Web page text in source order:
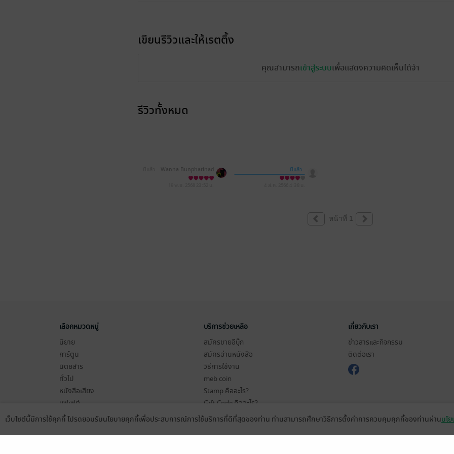
เขียนรีวิวและให้เรตติ้ง
คุณสามารถเข้าสู่ระบบเพื่อแสดงความคิดเห็นได้จ้า
รีวิวทั้งหมด
Wanna Bunphatinad
มีแล้ว -
สุชญาMjAxNi0wMi0xMCA
หน้าที่ 1
เลือกหมวดหมู่
นิยาย
การ์ตูน
นิตยสาร
ทั่วไป
หนังสือเสียง
บุฟเฟต์
บริการช่วยเหลือ
สมัครขายอีบุ๊ก
สมัครอ่านหนังสือ
วิธีการใช้งาน
meb coin
Stamp คืออะไร?
Gift Code คืออะไร?
เงื่อนไขในการใช้บริการ
เกี่ยวกับเรา
ข่าวสารและกิจกรรม
ติดต่อเรา
เว็บไซต์นี้มีการใช้คุกกี้ โปรดยอมรับนโยบายคุกกี้เพื่อประสบการณ์การใช้บริการที่ดีที่สุดของท่าน ท่านสามารถศึกษาวิธีการตั้งค่าการควบคุมคุกกี้ของท่านผ่านนโ